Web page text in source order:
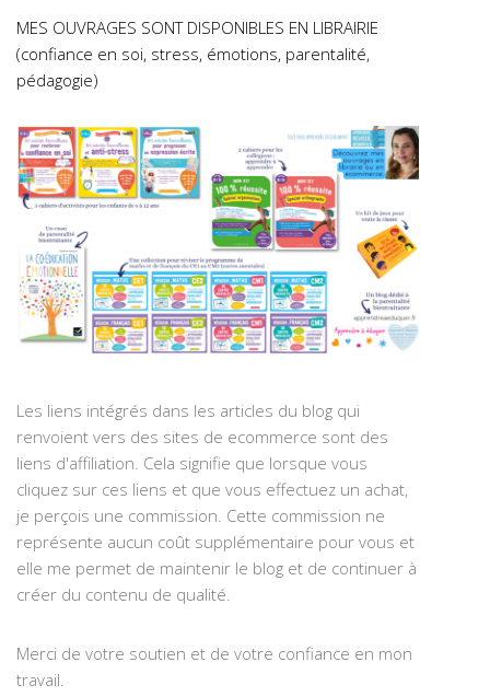
MES OUVRAGES SONT DISPONIBLES EN LIBRAIRIE
(confiance en soi, stress, émotions, parentalité,
pédagogie)
Les liens intégrés dans les articles du blog qui
renvoient vers des sites de ecommerce sont des
liens d'affiliation. Cela signifie que lorsque vous
cliquez sur ces liens et que vous effectuez un achat,
je perçois une commission. Cette commission ne
représente aucun coût supplémentaire pour vous et
elle me permet de maintenir le blog et de continuer à
créer du contenu de qualité.
Merci de votre soutien et de votre confiance en mon
travail.